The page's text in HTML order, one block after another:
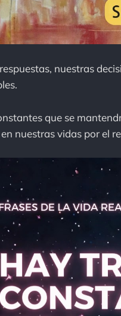
nuestras
que se
nuestras vidas por el